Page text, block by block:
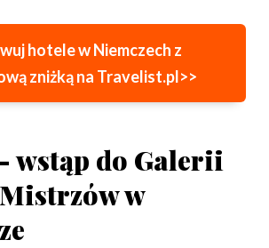
hotele w Niemczech z
zniżką na Travelist.pl>>
wstąp do Galerii
w